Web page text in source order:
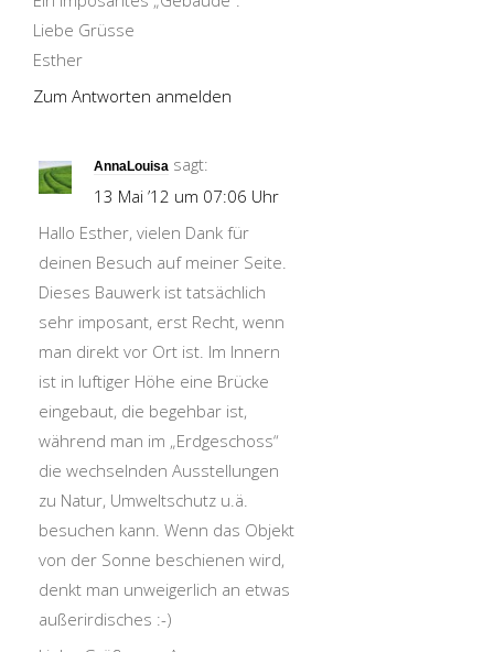
Liebe Grüsse
Esther
Zum Antworten anmelden
AnnaLouisa sagt:
13 Mai ’12 um 07:06 Uhr
Hallo Esther, vielen Dank für
deinen Besuch auf meiner Seite.
Dieses Bauwerk ist tatsächlich
sehr imposant, erst Recht, wenn
man direkt vor Ort ist. Im Innern
ist in luftiger Höhe eine Brücke
eingebaut, die begehbar ist,
während man im „Erdgeschoss“
die wechselnden Ausstellungen
zu Natur, Umweltschutz u.ä.
besuchen kann. Wenn das Objekt
von der Sonne beschienen wird,
denkt man unweigerlich an etwas
außerirdisches :-)